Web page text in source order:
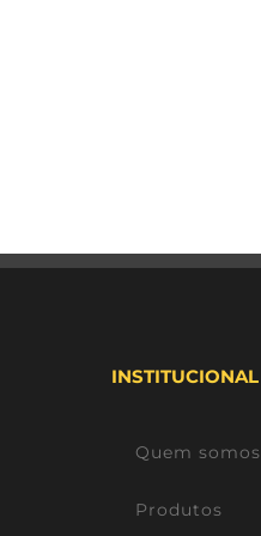
INSTITUCIONAL
Quem somos
Produtos